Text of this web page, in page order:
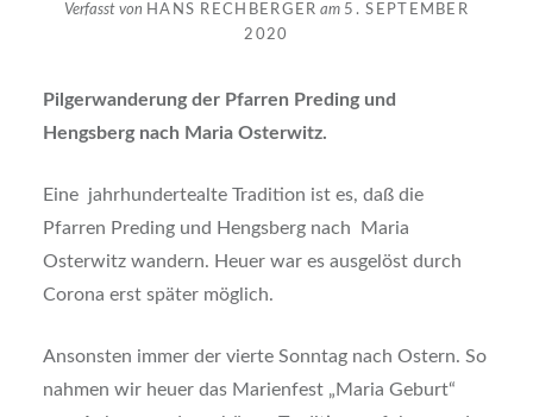
Verfasst von HANS RECHBERGER am 5. SEPTEMBER
2020
Pilgerwanderung der Pfarren Preding und
Hengsberg nach Maria Osterwitz.
Eine jahrhundertealte Tradition ist es, daß die
Pfarren Preding und Hengsberg nach Maria
Osterwitz wandern. Heuer war es ausgelöst durch
Corona erst später möglich.
Ansonsten immer der vierte Sonntag nach Ostern. So
nahmen wir heuer das Marienfest „Maria Geburt“